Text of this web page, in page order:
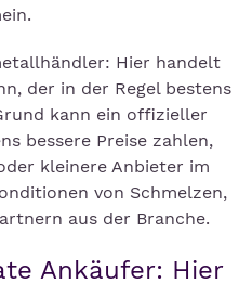
Hier handelt
der in der Regel bestens
kann ein offizieller
bessere Preise zahlen,
kleinere Anbieter im
von Schmelzen,
aus der Branche.
Ankäufer: Hier